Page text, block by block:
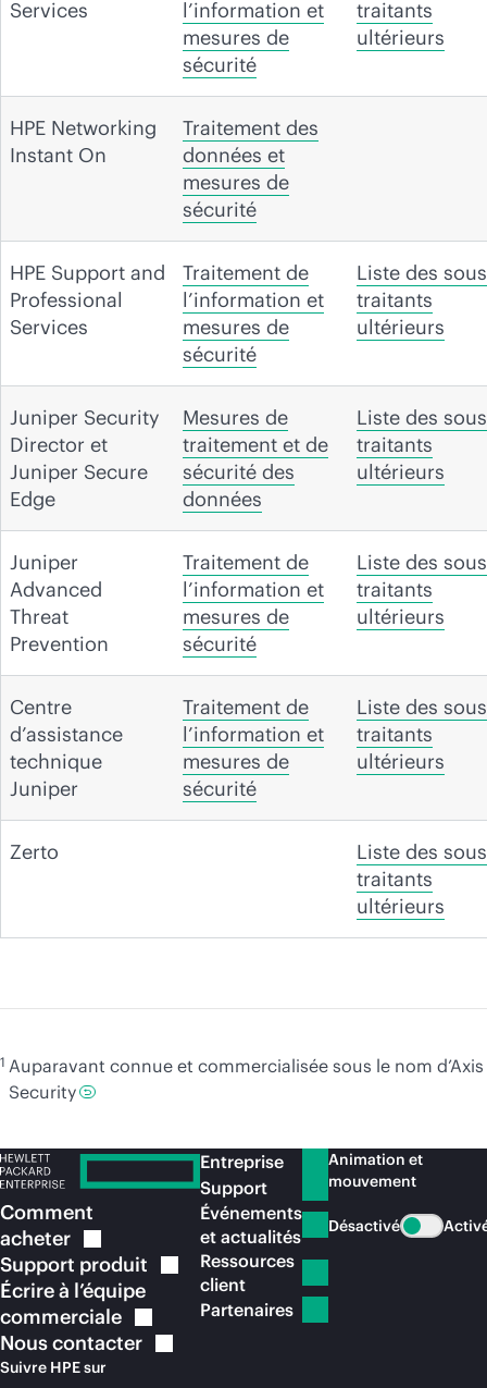
Services
l’information et
mesures de
sécurité
traitants
ultérieurs
HPE Networking
Instant On
Traitement des
données et
mesures de
sécurité
HPE Support and
Professional
Services
Traitement de
l’information et
mesures de
sécurité
Liste des
traitants
ultérieurs
Juniper Security
Director et
Juniper Secure
Edge
Mesures de
traitement et de
sécurité des
données
Liste des
traitants
ultérieurs
Juniper
Advanced
Threat
Prevention
Traitement de
l’information et
mesures de
sécurité
Liste des
traitants
ultérieurs
Centre
d’assistance
technique
Juniper
Traitement de
l’information et
mesures de
sécurité
Liste des
traitants
ultérieurs
Zerto
Liste des
traitants
ultérieurs
1 Auparavant connue et commercialisée sous le nom d’Axis
Security
Comment
acheter
Support produit
Écrire à l’équipe
commerciale
Nouscontacter
Suivre HPE sur
Entreprise
Support
Événements
et actualités
Ressources
client
Partenaires
Animation et
mouvement
Désactivé